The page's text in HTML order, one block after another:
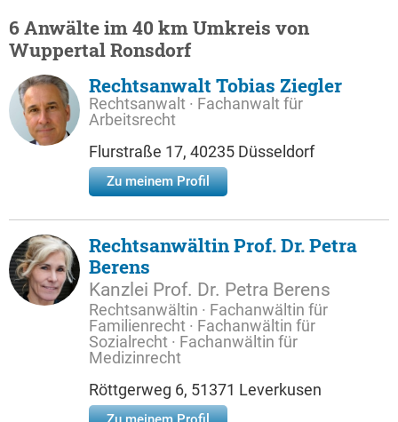
6 Anwälte im 40 km Umkreis von
Wuppertal Ronsdorf
Rechtsanwalt Tobias Ziegler
Rechtsanwalt · Fachanwalt für
Arbeitsrecht
Flurstraße 17, 40235 Düsseldorf
Zu meinem Profil
Rechtsanwältin Prof. Dr. Petra
Berens
Kanzlei Prof. Dr. Petra Berens
Rechtsanwältin · Fachanwältin für
Familienrecht · Fachanwältin für
Sozialrecht · Fachanwältin für
Medizinrecht
Röttgerweg 6, 51371 Leverkusen